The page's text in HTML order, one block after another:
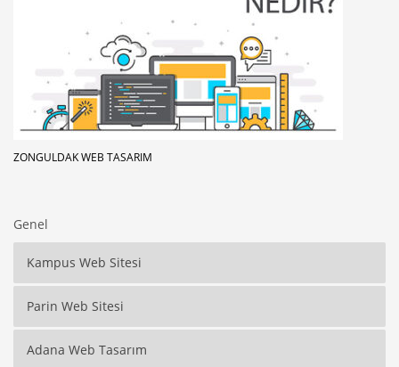
ZONGULDAK WEB TASARIM
Genel
Kampus Web Sitesi
Parin Web Sitesi
Adana Web Tasarım